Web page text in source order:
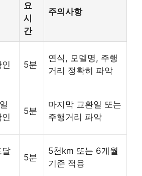
요
시
간
주의사항
5분
연식, 모델명, 주행
거리 정확히 파악
5분
마지막 교환일 또는
주행거리 파악
달
5분
5천km 또는 6개월
기준 적용